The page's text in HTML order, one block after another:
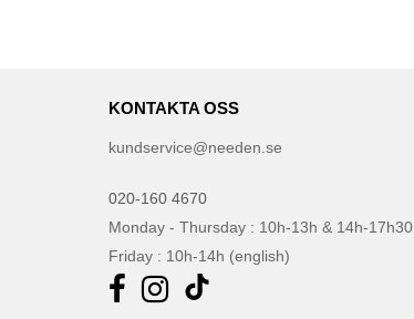
KONTAKTA OSS
kundservice@needen.se
020-160 4670
Monday - Thursday : 10h-13h & 14h-17h30
Friday : 10h-14h (english)